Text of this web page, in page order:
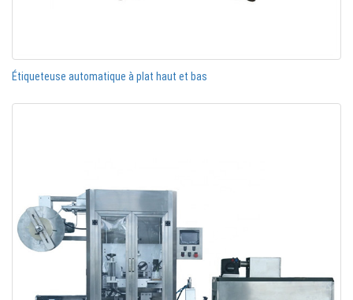
Étiqueteuse automatique à plat haut et bas